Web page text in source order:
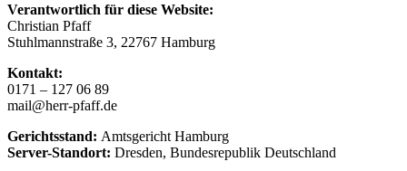
Verantwortlich für diese Website:
Christian Pfaff
Stuhlmannstraße 3, 22767 Hamburg
Kontakt:
0171 – 127 06 89
mail@herr-pfaff.de
Gerichtsstand: Amtsgericht Hamburg
Server-Standort: Dresden, Bundesrepublik Deutschland